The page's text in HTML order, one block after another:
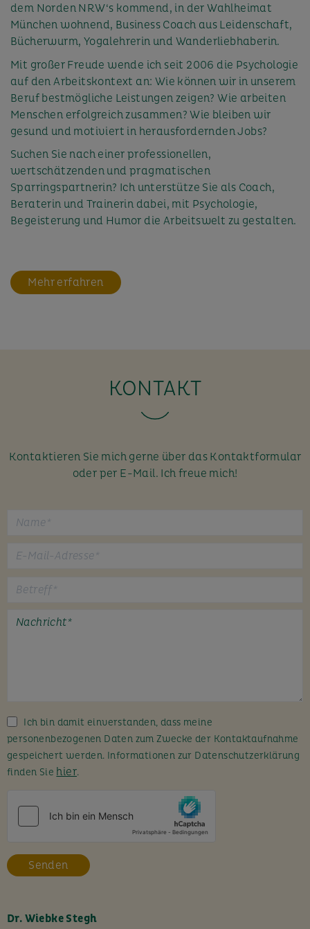
dem Norden NRW‘s kommend, in der Wahlheimat
München wohnend, Business Coach aus Leidenschaft,
Bücherwurm, Yogalehrerin und Wanderliebhaberin.
Mit großer Freude wende ich seit 2006 die Psychologie
auf den Arbeitskontext an: Wie können wir in unserem
Beruf bestmögliche Leistungen zeigen? Wie arbeiten
Menschen erfolgreich zusammen? Wie bleiben wir
gesund und motiviert in herausfordernden Jobs?
Suchen Sie nach einer professionellen,
wertschätzenden und pragmatischen
Sparringspartnerin? Ich unterstütze Sie als Coach,
Beraterin und Trainerin dabei, mit Psychologie,
Begeisterung und Humor die Arbeitswelt zu gestalten.
Mehr erfahren
KONTAKT
Kontaktieren Sie mich gerne über das Kontaktformular
oder per E-Mail. Ich freue mich!
e
d
i
e
e
l
Ich bin damit einverstanden, dass meine
personenbezogenen Daten zum Zwecke der Kontaktaufnahme
gespeichert werden. Informationen zur Datenschutzerklärung
finden Sie hier.
Dr. Wiebke Stegh